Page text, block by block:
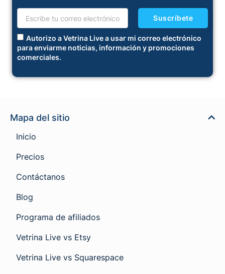
Autorizo a Vetrina Live a usar mi correo electrónico
para enviarme noticias, información y promociones
comerciales.
Suscríbete
Mapa del sitio
Inicio
Precios
Contáctanos
Blog
Programa de afiliados
Vetrina Live vs Etsy
Vetrina Live vs Squarespace